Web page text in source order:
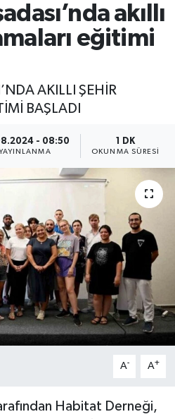
akıllı
eğitimi
AKILLI ŞEHİR
BAŞLADI
- 08:50 1 DK
OKUNMA SÜRESI
A- A+
Habitat Derneği,